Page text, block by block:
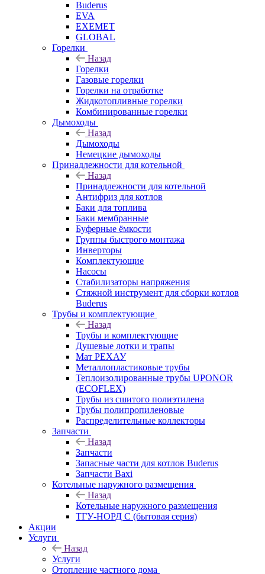
Buderus
EVA
EXEMET
GLOBAL
Горелки
Назад
Горелки
Газовые горелки
Горелки на отработке
Жидкотопливные горелки
Комбинированные горелки
Дымоходы
Назад
Дымоходы
Немецкие дымоходы
Принадлежности для котельной
Назад
Принадлежности для котельной
Антифриз для котлов
Баки для топлива
Баки мембранные
Буферные ёмкости
Группы быстрого монтажа
Инверторы
Комплектующие
Насосы
Стабилизаторы напряжения
Стяжной инструмент для сборки котлов
Buderus
Трубы и комплектующие
Назад
Трубы и комплектующие
Душевые лотки и трапы
Мат РЕХАУ
Металлопластиковые трубы
Теплоизолированные трубы UPONOR
(ECOFLEX)
Трубы из сшитого полиэтилена
Трубы полипропиленовые
Распределительные коллекторы
Запчасти
Назад
Запчасти
Запасные части для котлов Buderus
Запчасти Baxi
Котельные наружного размещения
Назад
Котельные наружного размещения
ТГУ-НОРД С (бытовая серия)
Акции
Услуги
Назад
Услуги
Отопление частного дома